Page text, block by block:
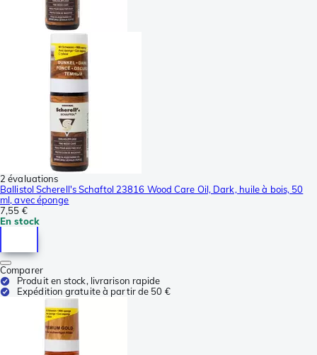
2 évaluations
Ballistol Scherell's Schaftol 23816 Wood Care Oil, Dark, huile à bois, 50
ml, avec éponge
7,55 €
En stock
Comparer
Produit en stock, livrarison rapide
Expédition gratuite à partir de 50 €